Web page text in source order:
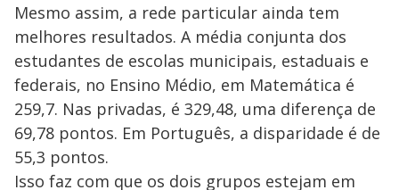
Mesmo assim, a rede particular ainda tem
melhores resultados. A média conjunta dos
estudantes de escolas municipais, estaduais e
federais, no Ensino Médio, em Matemática é
259,7. Nas privadas, é 329,48, uma diferença de
69,78 pontos. Em Português, a disparidade é de
55,3 pontos.
Isso faz com que os dois grupos estejam em